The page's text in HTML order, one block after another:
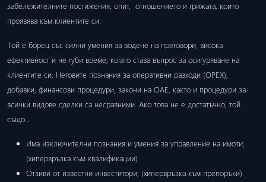
забележителните постижения, опит, отношението и грижата, които
проявява към клиентите си.
Той е борец със силни умения за водене на преговори, висока
ефективност и не губи време, когато става въпрос за осигуряване на
клиентите си. Неговите познания за оперативни разходи (ОРЕХ),
добавки, финансови процедури, закони на ОАЕ, както и процедури за
всички видове сделки са несравними. Ако това не е достатъчно, той
също…
Има изключителни познания и умения за управление на имоти;
(хипервръзка към квалификации)
Отзиви от известни инвеститори; (хипервръзка към препоръки)